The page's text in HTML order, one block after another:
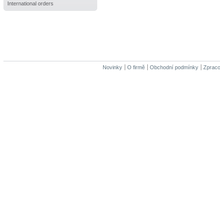
International orders
Novinky O firmě Obchodní podmínky